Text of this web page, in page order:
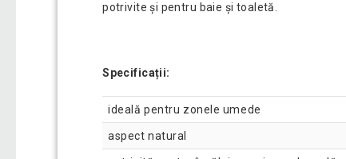
potrivite și pentru baie și toaletă.
Specificații:
ideală pentru zonele umede
aspect natural